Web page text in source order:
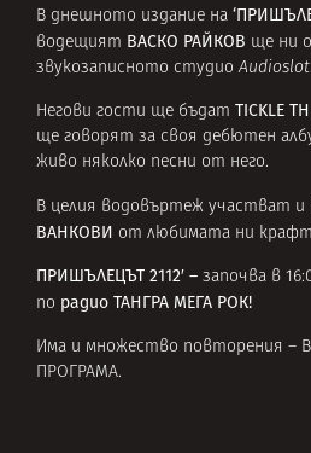
В днешното издание на
водещият ВАСКО РАЙКОВ ще ни
звукозаписното студио Audioslot.
Негови гости ще бъдат TICKLE
ще говорят за своя дебютен
живо няколко песни от него.
В целия водовъртеж участват и
ВАНКОВИ от любимата ни
ПРИШЪЛЕЦЪТ 2112′ – започва в
по радио ТАНГРА МЕГА РОК!
Има и множество повторения –
ПРОГРАМА.